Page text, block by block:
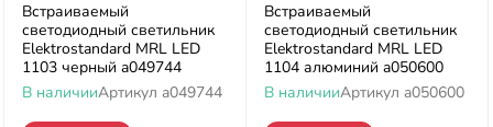
Встраиваемый
светодиодный светильник
Elektrostandard MRL LED
1103 черный a049744
В наличииАртикул a049744
Встраиваемый
светодиодный светильник
Elektrostandard MRL LED
1104 алюминий a050600
В наличииАртикул a050600